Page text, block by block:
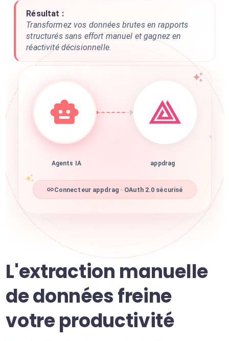
Résultat :
Transformez vos données brutes en rapports
structurés sans effort manuel et gagnez en
réactivité décisionnelle.
Agents IA appdrag
Connecteur appdrag · OAuth 2.0 sécurisé
L'extraction manuelle
de données freine
votre productivité